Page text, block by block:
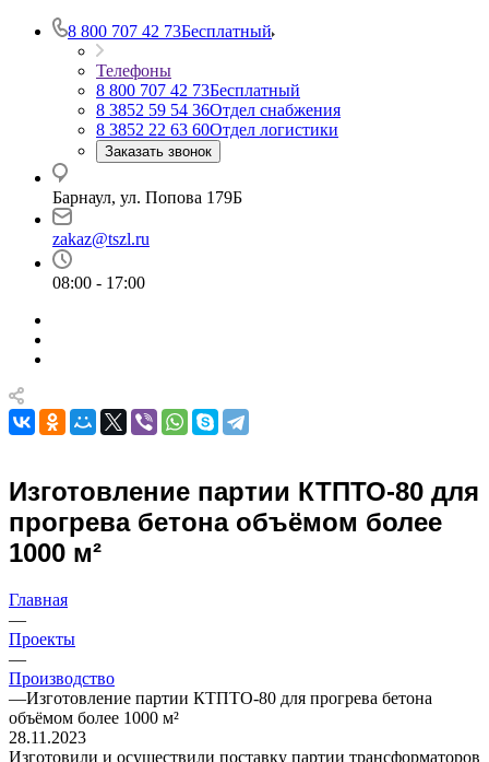
8 800 707 42 73Бесплатный
Телефоны
8 800 707 42 73Бесплатный
8 3852 59 54 36Отдел снабжения
8 3852 22 63 60Отдел логистики
Заказать звонок
Барнаул, ул. Попова 179Б
zakaz@tszl.ru
08:00 - 17:00
Изготовление партии КТПТО-80 для
прогрева бетона объёмом более
1000 м²
Главная
—
Проекты
—
Производство
—Изготовление партии КТПТО-80 для прогрева бетона
объёмом более 1000 м²
28.11.2023
Изготовили и осуществили поставку партии трансформаторов